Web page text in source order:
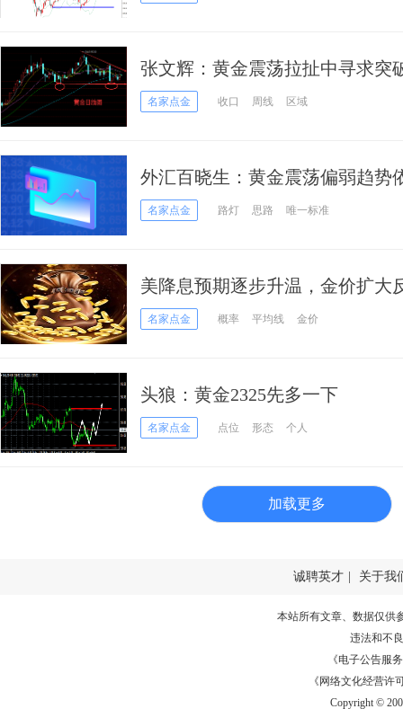
张文辉：黄金震荡拉扯中寻求突
名家点金 收口 周线 区域
外汇百晓生：黄金震荡偏弱趋势
名家点金 路灯 思路 唯一标准
美降息预期逐步升温，金价扩大
名家点金 概率 平均线 金价
头狼：黄金2325先多一下
名家点金 点位 形态 个人
加载更多
诚聘英才 关于我
本站所有文章、数据仅供
违法和不
《电子公告服务
《网络文化经营许
Copyright ©